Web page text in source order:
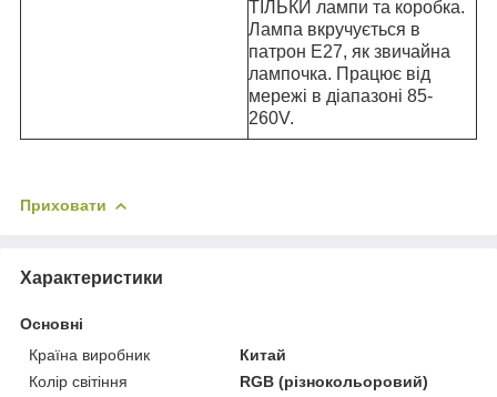
ТІЛЬКИ лампи та коробка.
Лампа вкручується в
патрон Е27, як звичайна
лампочка. Працює від
мережі в діапазоні 85-
260V.
Приховати
Характеристики
Основні
Країна виробник
Китай
Колір світіння
RGB (різнокольоровий)